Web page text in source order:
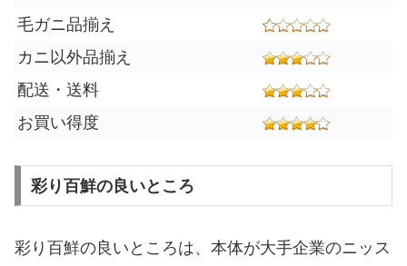
毛ガニ品揃え
カニ以外品揃え
配送・送料
お買い得度
彩り百鮮の良いところ
彩り百鮮の良いところは、本体が大手企業のニッス